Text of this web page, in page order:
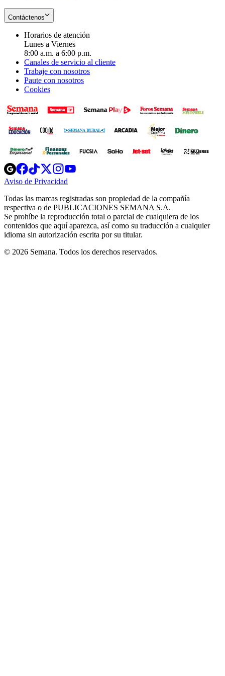
Contáctenos
Horarios de atención
Lunes a Viernes
8:00 a.m. a 6:00 p.m.
Canales de servicio al cliente
Trabaje con nosotros
Paute con nosotros
Cookies
Opens
in
new
Opens
in
new
Opens
in
new
window
Opens
new
windowwindow
Aviso de Privacidad
new
window
Todas las marcas registradas son propiedad de la compañía
respectiva o de PUBLICACIONES SEMANA S.A.
Se prohíbe la reproducción total o parcial de cualquiera de los
contenidos que aquí aparezca, así como su traducción a cualquier
idioma sin autorización escrita por su titular.
© 2026 Semana. Todos los derechos reservados.